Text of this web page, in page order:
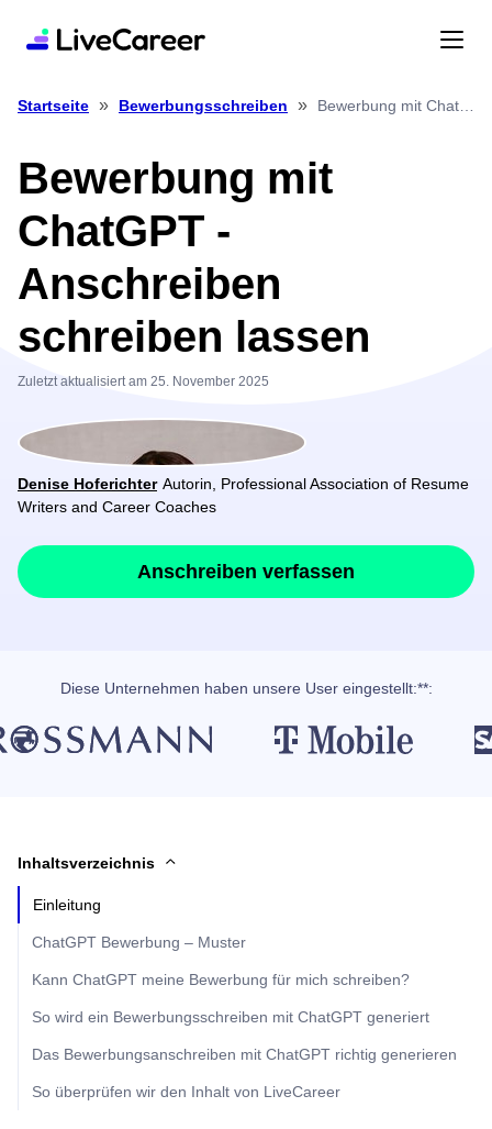
Startseite » Bewerbungsschreiben »
Bewerbung mit
ChatGPT -
Anschreiben
schreiben lassen
Zuletzt aktualisiert am 25. November 2025
Denise Hoferichter Autorin, Professional Association of Resume
Writers and Career Coaches
Anschreiben verfassen
Diese Unternehmen haben unsere User eingestellt:**:
Inhaltsverzeichnis
Einleitung
ChatGPT Bewerbung – Muster
Kann ChatGPT meine Bewerbung für mich schreiben?
So wird ein Bewerbungsschreiben mit ChatGPT generiert
Das Bewerbungsanschreiben mit ChatGPT richtig generieren
So überprüfen wir den Inhalt von LiveCareer